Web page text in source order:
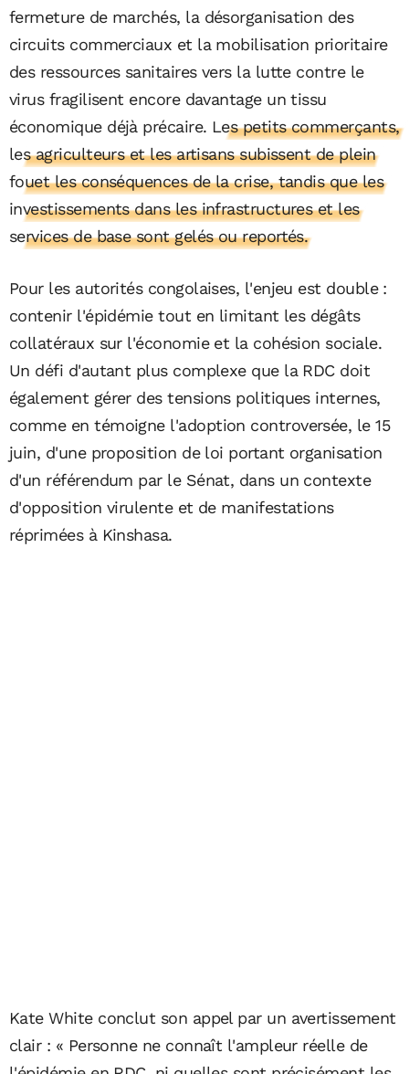
fermeture de marchés, la désorganisation des
circuits commerciaux et la mobilisation prioritaire
des ressources sanitaires vers la lutte contre le
virus fragilisent encore davantage un tissu
économique déjà précaire. Les petits commerçants,
les agriculteurs et les artisans subissent de plein
fouet les conséquences de la crise, tandis que les
investissements dans les infrastructures et les
services de base sont gelés ou reportés.
Pour les autorités congolaises, l'enjeu est double :
contenir l'épidémie tout en limitant les dégâts
collatéraux sur l'économie et la cohésion sociale.
Un défi d'autant plus complexe que la RDC doit
également gérer des tensions politiques internes,
comme en témoigne l'adoption controversée, le 15
juin, d'une proposition de loi portant organisation
d'un référendum par le Sénat, dans un contexte
d'opposition virulente et de manifestations
réprimées à Kinshasa.
Kate White conclut son appel par un avertissement
clair : « Personne ne connaît l'ampleur réelle de